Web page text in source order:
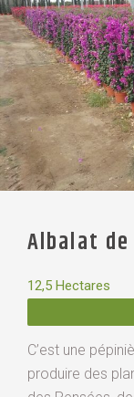
Albalat
12,5 Hectares
C’est une
produire des